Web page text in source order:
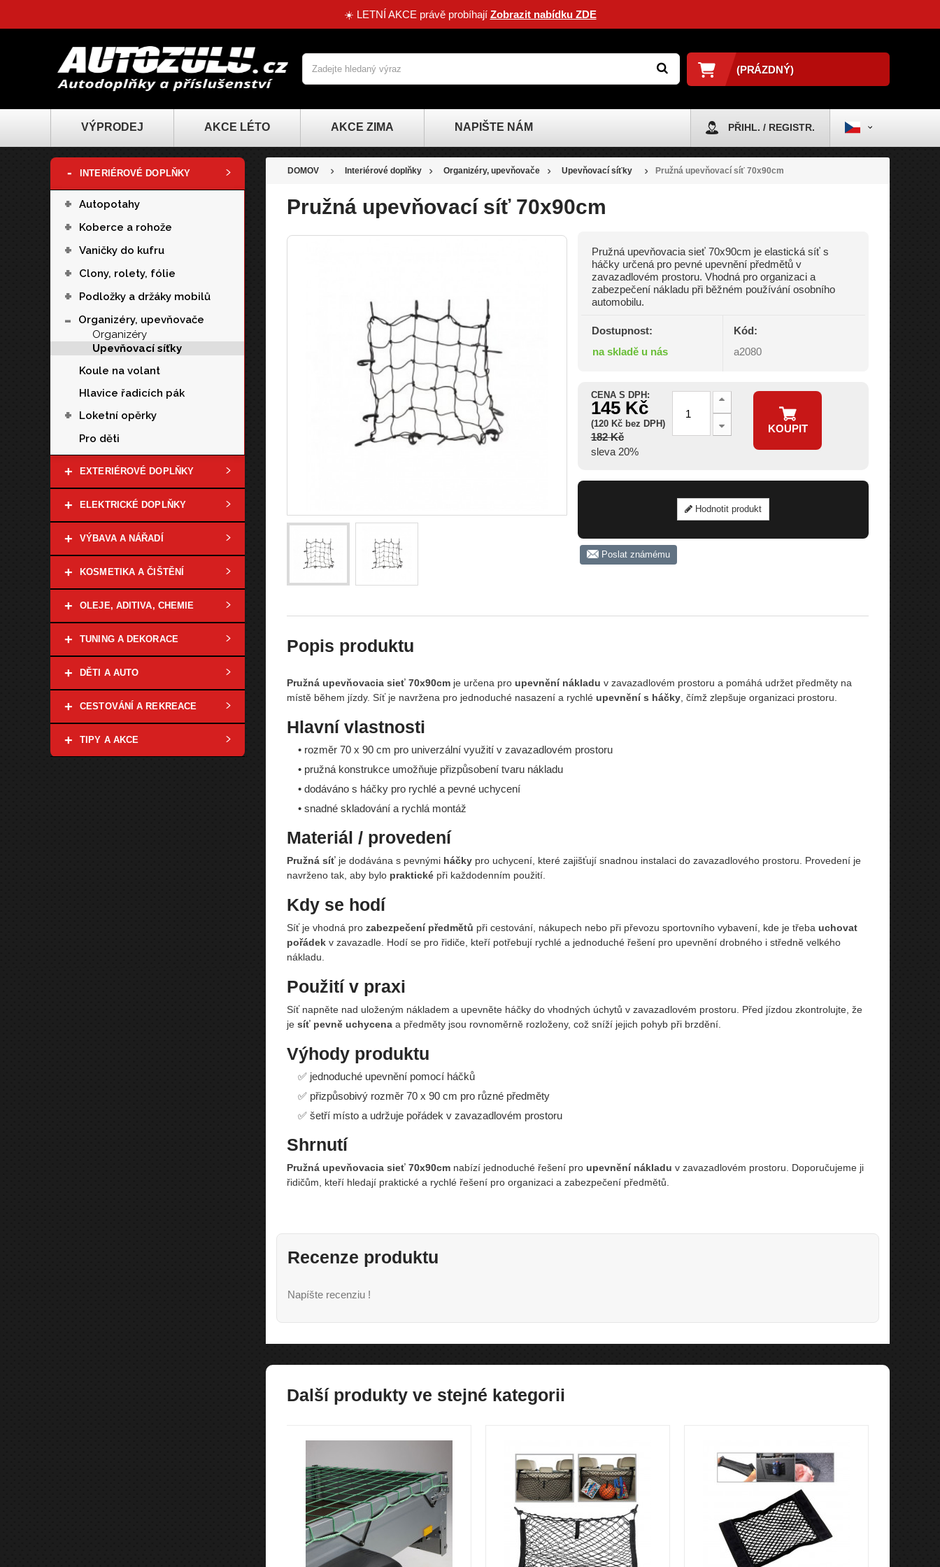
☀️ LETNÍ AKCE právě probíhají Zobrazit nabídku ZDE
(PRÁZDNÝ)
VÝPRODEJ AKCE LÉTO AKCE ZIMA NAPIŠTE NÁM PŘIHL. / REGISTR.
- INTERIÉROVÉ DOPLŇKY
+ Autopotahy
+ Koberce a rohože
+ Vaničky do kufru
+ Clony, rolety, fólie
+ Podložky a držáky mobilů
-
Organizéry, upevňovače
Organizéry
Upevňovací síťky
Koule na volant
Hlavice řadicích pák
+
Loketní opěrky
Pro děti
+ EXTERIÉROVÉ DOPLŇKY
+ ELEKTRICKÉ DOPLŇKY
+ VÝBAVA A NÁŘADÍ
+ KOSMETIKA A ČIŠTĚNÍ
+ OLEJE, ADITIVA, CHEMIE
+ TUNING A DEKORACE
+ DĚTI A AUTO
+ CESTOVÁNÍ A REKREACE
+ TIPY A AKCE
DOMOV Interiérové doplňky Organizéry, upevňovače Upevňovací síťky Pružná upevňovací síť 70x90cm
Pružná upevňovací síť 70x90cm
Pružná upevňovacia sieť 70x90cm je elastická síť s
háčky určená pro pevné upevnění předmětů v
zavazadlovém prostoru. Vhodná pro organizaci a
zabezpečení nákladu při běžném používání osobního
automobilu.
Dostupnost:
na skladě u nás
Kód:
a2080
CENA S DPH:
145 Kč
(120 Kč bez DPH)
182 Kč
sleva 20%
KOUPIT
Hodnotit produkt
Poslat známému
Popis produktu
Pružná upevňovacia sieť 70x90cmje určena pro upevnění nákladu v zavazadlovém prostoru a pomáhá udržet předměty na
místě během jízdy. Síť je navržena pro jednoduché nasazení a rychlé upevnění s háčky, čímž zlepšuje organizaci prostoru.
Hlavní vlastnosti
• rozměr 70 x 90 cm pro univerzální využití v zavazadlovém prostoru
• pružná konstrukce umožňuje přizpůsobení tvaru nákladu
• dodáváno s háčky pro rychlé a pevné uchycení
• snadné skladování a rychlá montáž
Materiál / provedení
Pružná síťje dodávána s pevnými háčkypro uchycení, které zajišťují snadnou instalaci do zavazadlového prostoru. Provedení je
navrženo tak, aby bylo prakticképři každodenním použití.
Kdy se hodí
Síť je vhodná pro zabezpečení předmětů při cestování, nákupech nebo při převozu sportovního vybavení, kde je třeba uchovat
pořádekv zavazadle. Hodí se pro řidiče, kteří potřebují rychlé a jednoduché řešení pro upevnění drobného i středně velkého
nákladu.
Použití v praxi
Síť napněte nad uloženým nákladem a upevněte háčky do vhodných úchytů v zavazadlovém prostoru. Před jízdou zkontrolujte, že
je síť pevně uchycenaa předměty jsou rovnoměrně rozloženy, což sníží jejich pohyb při brzdění.
Výhody produktu
✅ jednoduché upevnění pomocí háčků
✅ přizpůsobivý rozměr 70 x 90 cm pro různé předměty
✅ šetří místo a udržuje pořádek v zavazadlovém prostoru
Shrnutí
Pružná upevňovacia sieť 70x90cmnabízí jednoduché řešení pro upevnění nákladu v zavazadlovém prostoru. Doporučujeme ji
řidičům, kteří hledají praktické a rychlé řešení pro organizaci a zabezpečení předmětů.
Recenze produktu
Napíšte recenziu !
Další produkty ve stejné kategorii